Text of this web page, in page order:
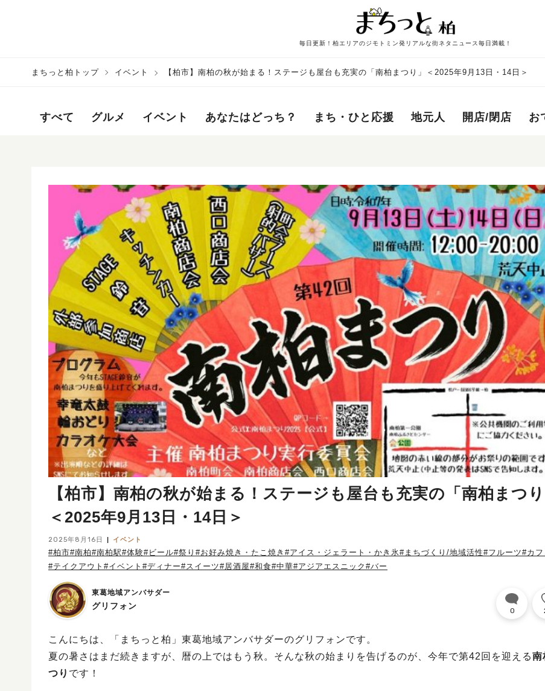
毎日更新！柏エリアのジモトミン発リアルな街ネタニュース毎日満載！
まちっと柏トップ イベント 【柏市】南柏の秋が始まる！ステージも屋台も充実の「南柏まつり」＜2025年9月13日・14日＞
すべて グルメ イベント あなたはどっち？ まち・ひと応援 地元人 開店/閉店 お
【柏市】南柏の秋が始まる！ステージも屋台も充実の「南柏まつり
＜2025年9月13日・14日＞
2025年8月16日 イベント
#柏市#南柏#南柏駅#体験#ビール#祭り #お好み焼き・たこ焼き #アイス・ジェラート・かき氷#まちづくり/地域活性#フルーツ#カフ
#テイクアウト #イベント #ディナー#スイーツ#居酒屋#和食#中華#アジアエスニック #バー
東葛地域アンバサダー
グリフォン 0
こんにちは、「まちっと柏」東葛地域アンバサダーのグリフォンです。
夏の暑さはまだ続きますが、暦の上ではもう秋。そんな秋の始まりを告げるのが、今年で第42回を迎える南
つり です！